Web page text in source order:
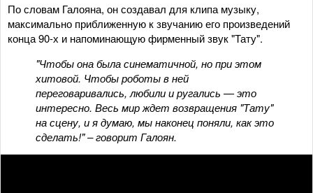
По словам Галояна, он создавал для клипа музыку,
максимально приближенную к звучанию его произведений
конца 90-х и напоминающую фирменный звук "Тату".
"Чтобы она была синематичной, но при этом
хитовой. Чтобы роботы в ней
переговаривались, любили и ругались — это
интересно. Весь мир ждет возвращения "Тату"
на сцену, и я думаю, мы наконец поняли, как это
сделать!" – говорит Галоян.